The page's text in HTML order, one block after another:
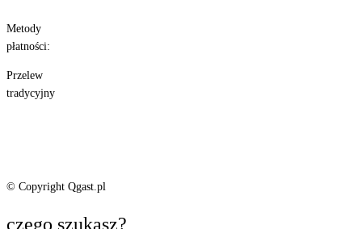
Metody
płatności:
Przelew
tradycyjny
© Copyright Qgast.pl
czego szukasz?